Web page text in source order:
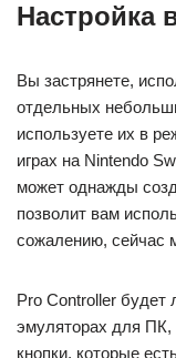
Настройка
Вы застрянете,
отдельных
используете их в
играх на Nintendo
может однажды
позволит вам
сожалению, сейчас
Pro Controller будет
эмуляторах для ПК,
кнопки, которые